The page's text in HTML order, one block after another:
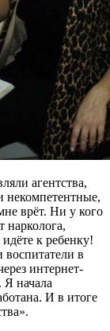
агентства,
некомпетентные,
врёт. Ни у кого
нарколога,
к ребенку!
в
интернет-
Я начала
И в итоге